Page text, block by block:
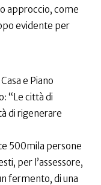
approccio, come
evidente per
e Piano
“Le città di
di rigenerare
500mila persone
per l’assessore,
fermento, di una